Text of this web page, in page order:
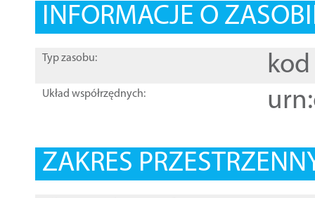
INFORMACJE O
Typ zasobu: kod
Układ współrzędnych:
ZAKRES